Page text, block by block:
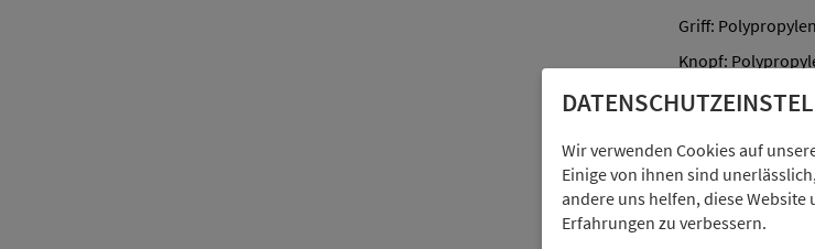
Griff: Polypropylen
Knopf:
Ca. 40 × 50 cm
Ca. 5 × 10 cm
Die Größe im
Wir verwenden Cookies auf
Einige von ihnen sind
andere uns helfen, diese Website
Erfahrungen zu verbessern.